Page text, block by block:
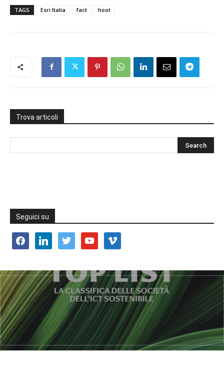
TAGS Esri Italia fact hoot
Trova articoli
Seguici su
facebooklinkedin twitter youtube vimeo